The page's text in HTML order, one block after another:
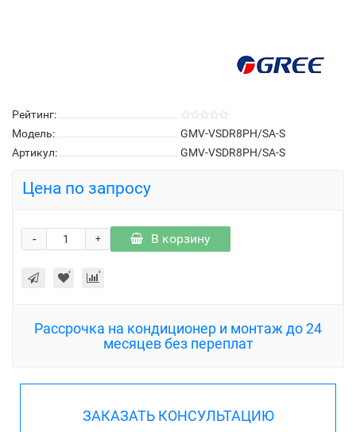
Рейтинг:
Модель:
GMV-VSDR8PH/SA-S
Артикул:
GMV-VSDR8PH/SA-S
Цена по запросу
+
- В корзину
Рассрочка на кондиционер и монтаж до 24
месяцев без переплат
ЗАКАЗАТЬ КОНСУЛЬТАЦИЮ